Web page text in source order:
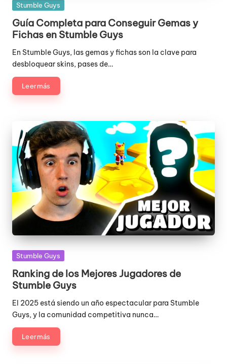
Publicada
Stumble Guys
Guía Completa para Conseguir Gemas y
Fichas en Stumble Guys
En Stumble Guys, las gemas y fichas son la clave para
desbloquear skins, pases de…
Leer más
Publicada
Stumble Guys
Ranking de los Mejores Jugadores de
Stumble Guys
El 2025 está siendo un año espectacular para Stumble
Guys, y la comunidad competitiva nunca…
Leer más